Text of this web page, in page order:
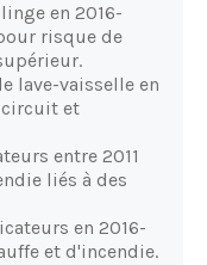
en 2016-
risque de
lave-vaisselle en
et
entre 2011
liés à des
en 2016-
et d'incendie.